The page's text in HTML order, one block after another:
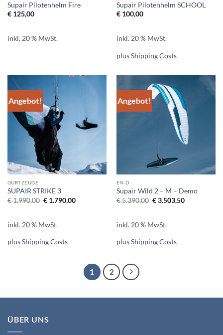
Supair Pilotenhelm Fire
€125,00
inkl. 20 % MwSt.
Supair Pilotenhelm SCHOOL
€100,00
inkl. 20 % MwSt.
plusShipping Costs
Angebot!
GURTZEUGE
SUPAIR STRIKE 3
€1.990,00 Ursprünglicher
€1.790,00Aktueller
inkl. 20 % MwSt.
plusShipping Costs
Angebot!
EN-D
Supair Wild 2 – M – Demo
€5.390,00 Ursprünglicher
€3.503,50Aktueller
inkl. 20 % MwSt.
plusShipping Costs
1 2
ÜBER UNS